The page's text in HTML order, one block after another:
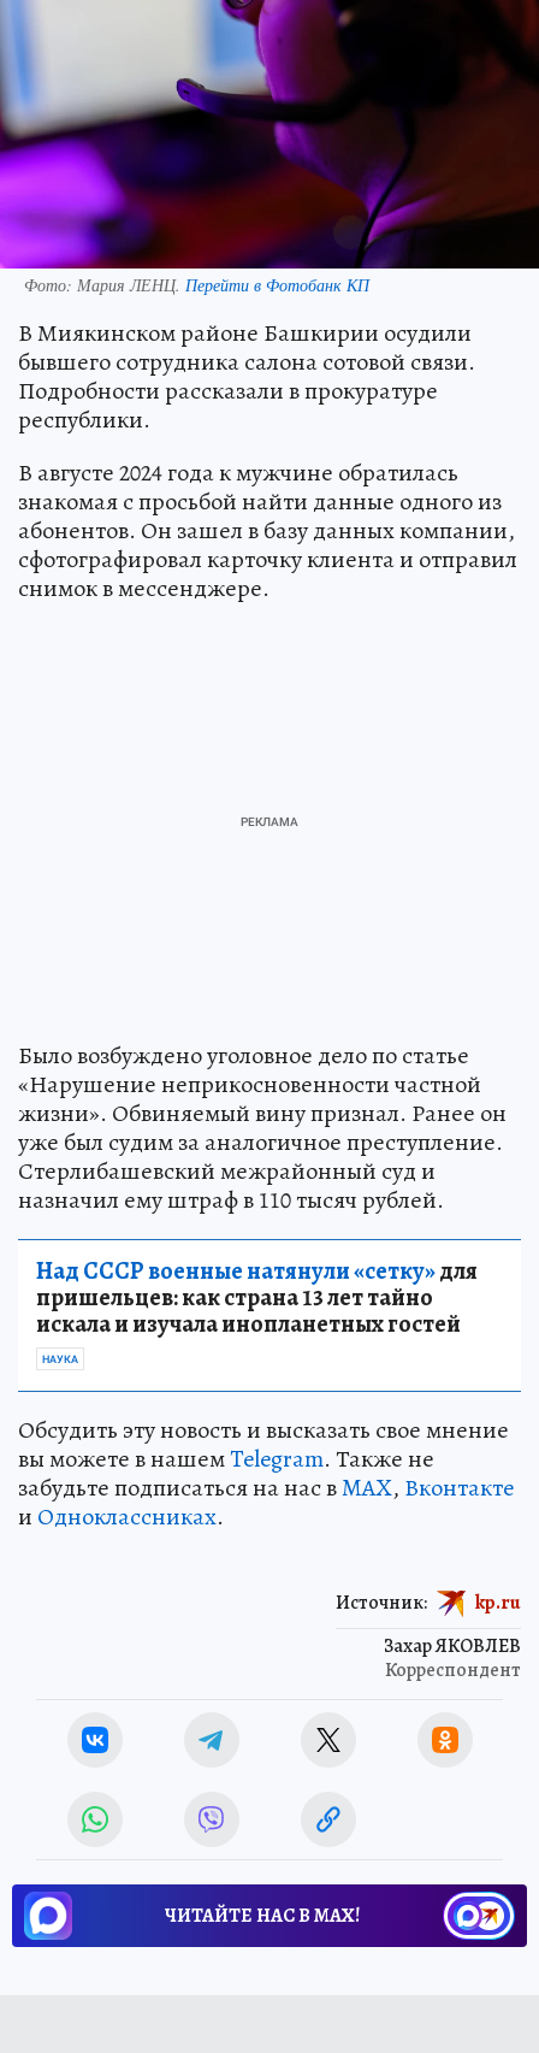
Фото: Мария ЛЕНЦ. Перейти в Фотобанк КП
В Миякинском районе Башкирии осудили
бывшего сотрудника салона сотовой связи.
Подробности рассказали в прокуратуре
республики.
В августе 2024 года к мужчине обратилась
знакомая с просьбой найти данные одного из
абонентов. Он зашел в базу данных компании,
сфотографировал карточку клиента и отправил
снимок в мессенджере.
Было возбуждено уголовное дело по статье
«Нарушение неприкосновенности частной
жизни». Обвиняемый вину признал. Ранее он
уже был судим за аналогичное преступление.
Стерлибашевский межрайонный суд и
назначил ему штраф в 110 тысяч рублей.
Над СССР военные натянули «сетку»для
пришельцев: как страна 13 лет тайно
искала и изучала инопланетных гостей
НАУКА
Обсудить эту новость и высказать свое мнение
вы можете в нашемTelegram. Также не
забудьте подписаться на нас вMAX, Вконтакте
и Одноклассниках.
Захар ЯКОВЛЕВ
Корреспондент
Источник: kp.ru
ЧИТАЙТЕ НАС В МАХ!